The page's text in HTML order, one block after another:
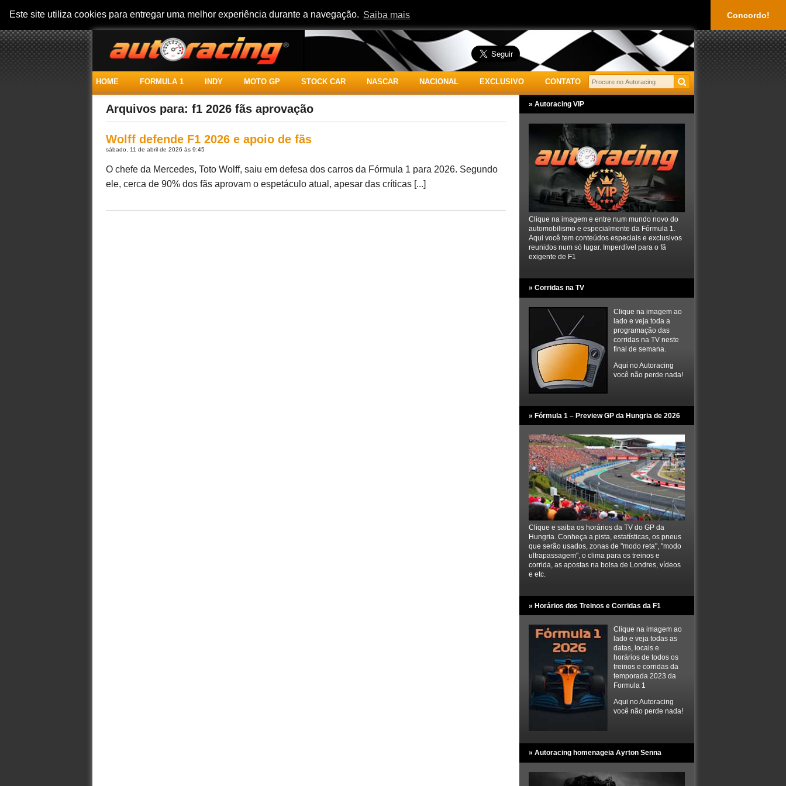
Este site utiliza cookies para entregar uma melhor experiência durante a navegação. Saiba mais Concordo!
HOME FORMULA 1 INDY MOTO GP STOCK CAR NASCAR NACIONAL EXCLUSIVO CONTATO
Arquivos para: f1 2026 fãs aprovação
Wolff defende F1 2026 e apoio de fãs
sábado, 11 de abril de 2026 às 9:45
O chefe da Mercedes, Toto Wolff, saiu em defesa dos carros da Fórmula 1 para 2026. Segundo
ele, cerca de 90% dos fãs aprovam o espetáculo atual, apesar das críticas [...]
» Autoracing VIP
Clique na imagem e entre num mundo novo do
automobilismo e especialmente da Fórmula 1.
Aqui você tem conteúdos especiais e exclusivos
reunidos num só lugar. Imperdível para o fã
exigente de F1
» Corridas na TV
Clique na imagem ao
lado e veja toda a
programação das
corridas na TV neste
final de semana.
Aqui no Autoracing
você não perde nada!
» Fórmula 1 – Preview GP da Hungria de 2026
Clique e saiba os horários da TV do GP da
Hungria. Conheça a pista, estatísticas, os pneus
que serão usados, zonas de "modo reta", "modo
ultrapassagem", o clima para os treinos e
corrida, as apostas na bolsa de Londres, vídeos
e etc.
» Horários dos Treinos e Corridas da F1
Clique na imagem ao
lado e veja todas as
datas, locais e
horários de todos os
treinos e corridas da
temporada 2023 da
Formula 1
Aqui no Autoracing
você não perde nada!
» Autoracing homenageia Ayrton Senna